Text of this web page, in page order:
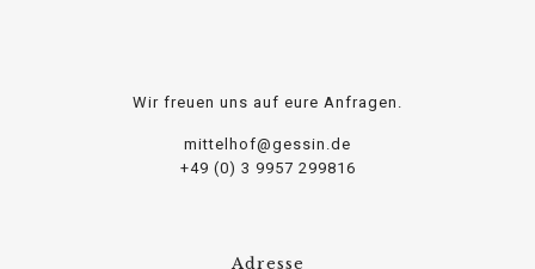
Wir freuen uns auf eure Anfragen.
mittelhof@gessin.de
+49 (0) 3 9957 299816
Adresse